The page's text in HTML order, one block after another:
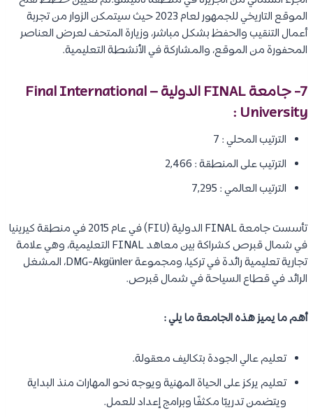
الموقع التاريخي للجمهور لعام 2023 حيث سيتمكن الزوار من تجربة
أعمال التنقيب والحفظ بشكل مباشر، وزيارة المتحف لعرض العناصر
المحفورة من الموقع، والمشاركة في الأنشطة التعليمية.
7- جامعة FINAL الدولية – Final International
University :
الترتيب المحلي : 7
الترتيب على المنطقة : 2,466
الترتيب العالمي : 7,295
تأسست جامعة FINAL الدولية (FIU) في عام 2015 في منطقة كيرينيا
في شمال قبرص كشراكة بين معاهد FINAL التعليمية، وهي علامة
تجارية تعليمية رائدة في تركيا، ومجموعة DMG-Akgünler، المشغل
الرائد في قطاع السياحة في شمال قبرص.
أهم ما يميز هذه الجامعة ما يلي :
تعليم عالي الجودة بتكاليف معقولة.
تعليم يركز على الحياة المهنية ويوجه نحو المهارات منذ البداية
ويتضمن تدريبًا مكثفًا وبرامج إعداد للعمل.